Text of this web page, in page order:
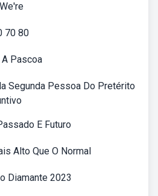
70 80
Pascoa
Segunda Pessoa Do Pretérito
E Futuro
Alto Que O Normal
Diamante 2023